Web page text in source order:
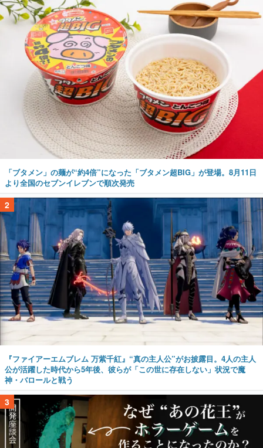
「ブタメン」の麺が“約4倍”になった「ブタメン超BIG」が登場。8月11日
より全国のセブンイレブンで順次発売
2
『ファイアーエムブレム 万紫千紅』“真の主人公”がお披露目。4人の主人
公が活躍した時代から5年後、彼らが「この世に存在しない」状況で魔
神・バロールと戦う
3